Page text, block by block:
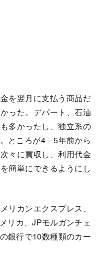
を翌月に支払う商品だ
った。デパート、石油
多かったし、独立系の
ところが4－5年前から
々に買収し、利用代金
簡単にできるようにし
リカンエクスプレス、
リカ、JPモルガンチェ
銀行で10数種類のカー